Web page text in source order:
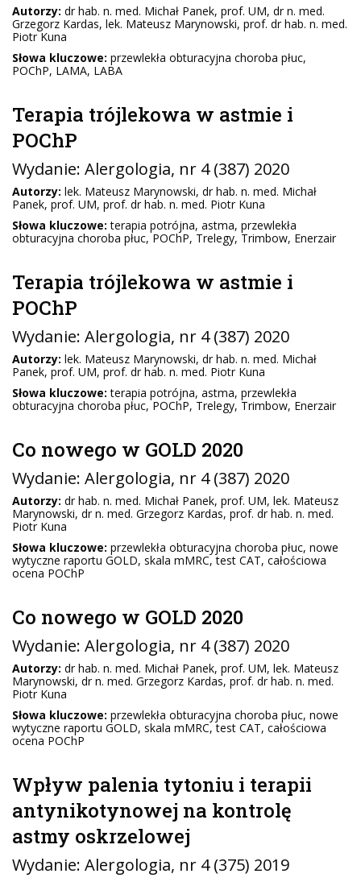
Autorzy: dr hab. n. med. Michał Panek, prof. UM, dr n. med.
Grzegorz Kardas, lek. Mateusz Marynowski, prof. dr hab. n. med.
Piotr Kuna
Słowa kluczowe: przewlekła obturacyjna choroba płuc,
POChP, LAMA, LABA
Terapia trójlekowa w astmie i
POChP
Wydanie: Alergologia, nr 4 (387) 2020
Autorzy: lek. Mateusz Marynowski, dr hab. n. med. Michał
Panek, prof. UM, prof. dr hab. n. med. Piotr Kuna
Słowa kluczowe: terapia potrójna, astma, przewlekła
obturacyjna choroba płuc, POChP, Trelegy, Trimbow, Enerzair
Terapia trójlekowa w astmie i
POChP
Wydanie: Alergologia, nr 4 (387) 2020
Autorzy: lek. Mateusz Marynowski, dr hab. n. med. Michał
Panek, prof. UM, prof. dr hab. n. med. Piotr Kuna
Słowa kluczowe: terapia potrójna, astma, przewlekła
obturacyjna choroba płuc, POChP, Trelegy, Trimbow, Enerzair
Co nowego w GOLD 2020
Wydanie: Alergologia, nr 4 (387) 2020
Autorzy: dr hab. n. med. Michał Panek, prof. UM, lek. Mateusz
Marynowski, dr n. med. Grzegorz Kardas, prof. dr hab. n. med.
Piotr Kuna
Słowa kluczowe: przewlekła obturacyjna choroba płuc, nowe
wytyczne raportu GOLD, skala mMRC, test CAT, całościowa
ocena POChP
Co nowego w GOLD 2020
Wydanie: Alergologia, nr 4 (387) 2020
Autorzy: dr hab. n. med. Michał Panek, prof. UM, lek. Mateusz
Marynowski, dr n. med. Grzegorz Kardas, prof. dr hab. n. med.
Piotr Kuna
Słowa kluczowe: przewlekła obturacyjna choroba płuc, nowe
wytyczne raportu GOLD, skala mMRC, test CAT, całościowa
ocena POChP
Wpływ palenia tytoniu i terapii
antynikotynowej na kontrolę
astmy oskrzelowej
Wydanie: Alergologia, nr 4 (375) 2019